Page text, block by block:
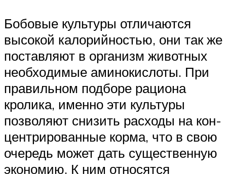
Бобовые культуры отличаются
высо­кой кало­рий­нос­тью, они так же
поста­вляют в организм животных
не­обхо­димые ами­нокис­лоты. При
пра­вильном подборе рациона
кролика, именно эти культуры
позволяют снизить расходы на кон­
цен­три­рован­ные корма, что в свою
очередь может дать су­щест­вен­ную
экономию. К ним относятся